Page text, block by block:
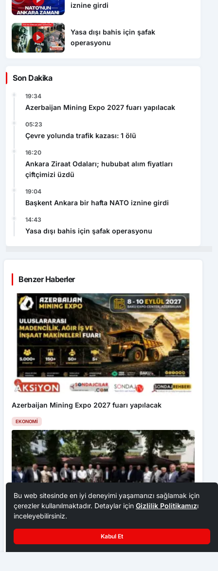
iznine girdi
Yasa dışı bahis için şafak
operasyonu
Son Dakika
19:34
Azerbaijan Mining Expo 2027 fuarı yapılacak
05:23
Çevre yolunda trafik kazası: 1 ölü
16:20
Ankara Ziraat Odaları; hububat alım fiyatları
çiftçimizi üzdü
19:04
Başkent Ankara bir hafta NATO iznine girdi
14:43
Yasa dışı bahis için şafak operasyonu
Benzer Haberler
Azerbaijan Mining Expo 2027 fuarı yapılacak
EKONOMI
Ankara Ziraat Odaları; hububat alım fiyatları çiftçimizi
üzdü
Bu web sitesinde en iyi deneyimi yaşamanızı sağlamak için
çerezler kullanılmaktadır. Detaylar için Gizlilik Politikamızı
inceleyebilirsiniz.
Kabul Et